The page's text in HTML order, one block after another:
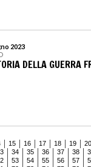
2023
DELLA GUERRA
15 16 17 18 19
20
34 35 36 37 38
53 54 55 56 57